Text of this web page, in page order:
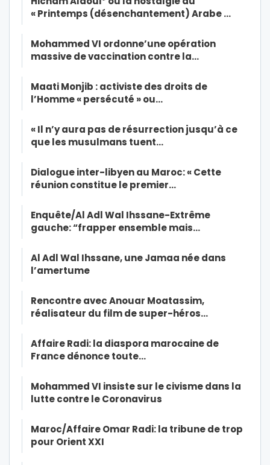
« Printemps (désenchantement) Arabe …
Mohammed VI ordonne’une opération
massive de vaccination contre la…
Maati Monjib : activiste des droits de
l’Homme « persécuté » ou…
« Il n’y aura pas de résurrection jusqu’à ce
que les musulmans tuent…
Dialogue inter-libyen au Maroc: « Cette
réunion constitue le premier…
Enquête/Al Adl Wal Ihssane-Extrême
gauche: “frapper ensemble mais…
Al Adl Wal Ihssane, une Jamaa née dans
l’amertume
Rencontre avec Anouar Moatassim,
réalisateur du film de super-héros…
Affaire Radi: la diaspora marocaine de
France dénonce toute…
Mohammed VI insiste sur le civisme dans la
lutte contre le Coronavirus
Maroc/Affaire Omar Radi: la tribune de trop
pour Orient XXI